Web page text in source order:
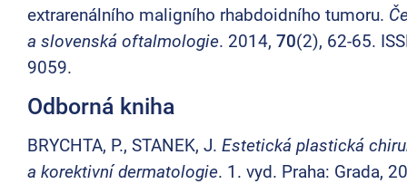
extrarenálního maligního rhabdoidního tumoru.
a slovenská oftalmologie. 2014, 70(2), 62-65.
9059.
Odborná kniha
BRYCHTA, P., STANEK, J. Estetická plastická
a korektivní dermatologie. 1. vyd. Praha: Grada,